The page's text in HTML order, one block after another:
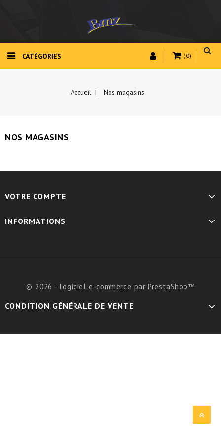
(0)
CATÉGORIES
Accueil Nos magasins
NOS MAGASINS
VOTRE COMPTE
INFORMATIONS
© 2026 - Logiciel e-commerce par PrestaShop™
CONDITION GÉNÉRALE DE VENTE